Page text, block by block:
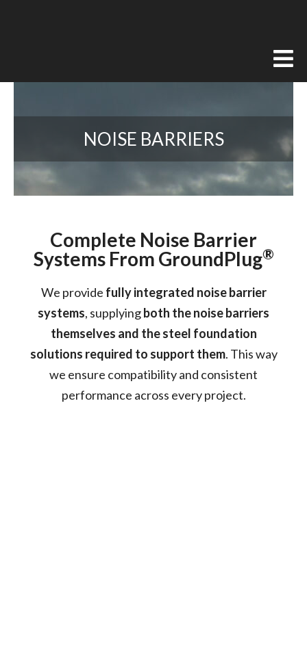
NOISE BARRIERS
Complete Noise Barrier
Systems From GroundPlug®
We provide fully integrated noise barrier
systems, supplyingboth the noise barriers
themselves and the steel foundation
solutions required to support them. This way
we ensure compatibility and consistent
performance across every project.